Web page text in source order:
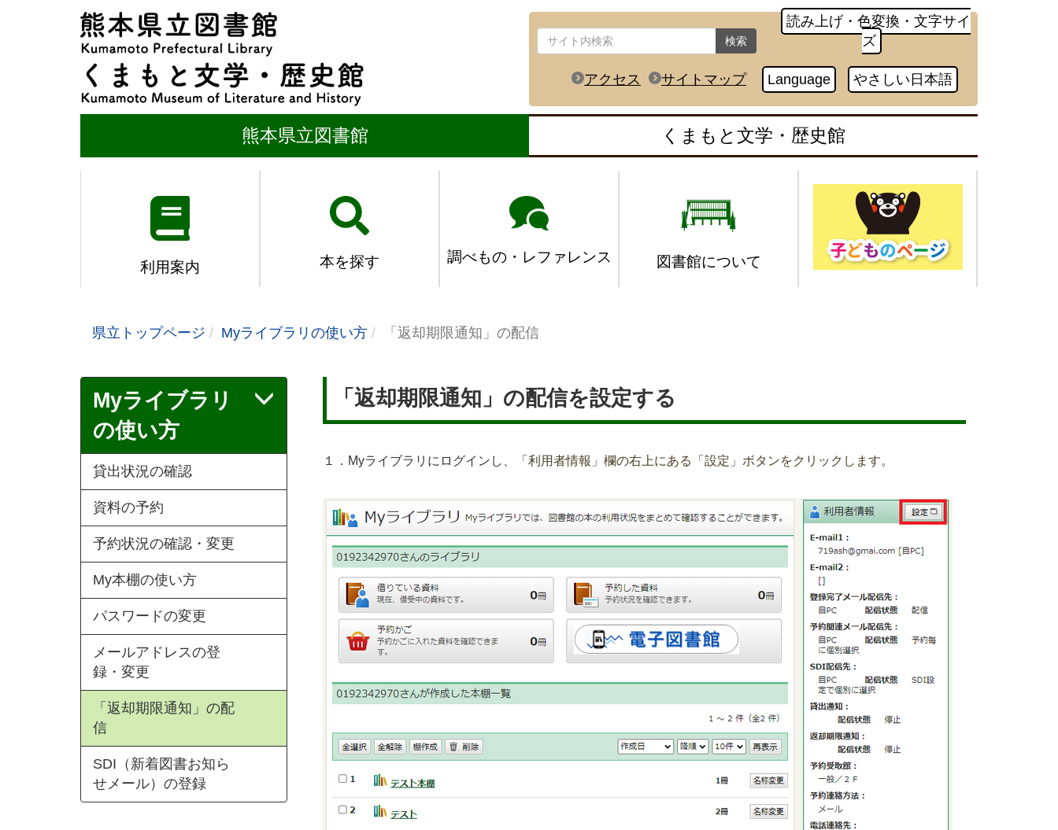
検索
読み上げ・色変換・文字サイ
ズ
アクセス サイトマップ Language やさしい日本語
熊本県立図書館 くまもと文学・歴史館
利用案内 本を探す 調べもの・レファレンス 図書館について
県立トップページ Myライブラリの使い方 「返却期限通知」の配信
「返却期限通知」の配信を設定する
１．Myライブラリにログインし、 「利用者情報」欄の右上にある「設定」ボタンをクリックします。
Myライブラリ
の使い方
貸出状況の確認
資料の予約
予約状況の確認・変更
My本棚の使い方
パスワードの変更
メールアドレスの登
録・変更
「返却期限通知」の配
信
SDI（新着図書お知ら
せメール）の登録